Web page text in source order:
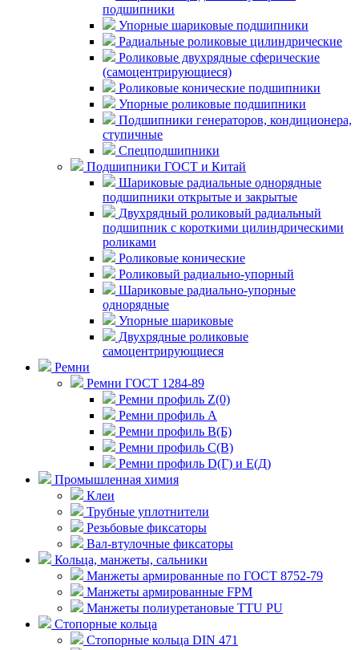
подшипники
Упорные шариковые подшипники
Радиальные роликовые цилиндрические
Роликовые двухрядные сферические
(самоцентрирующиеся)
Роликовые конические подшипники
Упорные роликовые подшипники
Подшипники генераторов, кондиционера,
ступичные
Спецподшипники
Подшипники ГОСТ и Китай
Шариковые радиальные однорядные
подшипники открытые и закрытые
Двухрядный роликовый радиальный
подшипник с короткими цилиндрическими
роликами
Роликовые конические
Роликовый радиально-упорный
Шариковые радиально-упорные
однорядные
Упорные шариковые
Двухрядные роликовые
самоцентрирующиеся
Ремни
Ремни ГОСТ 1284-89
Ремни профиль Z(0)
Ремни профиль А
Ремни профиль В(Б)
Ремни профиль С(В)
Ремни профиль D(Г) и E(Д)
Промышленная химия
Клеи
Трубные уплотнители
Резьбовые фиксаторы
Вал-втулочные фиксаторы
Кольца, манжеты, сальники
Манжеты армированные по ГОСТ 8752-79
Манжеты армированные FPM
Манжеты полиуретановые TTU PU
Стопорные кольца
Стопорные кольца DIN 471